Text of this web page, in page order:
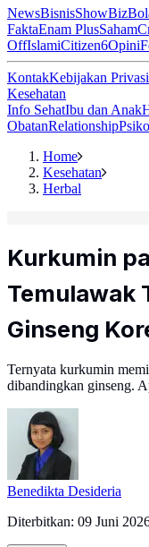
NewsBisnisShowBiz
FaktaEnam PlusSaham
OffIslamiCitizen6Opini
KontakKebijakan Privasi
Kesehatan
Info SehatIbu dan Anak
ObatanRelationship
Home
Kesehatan
Herbal
Kurkumin
Temulawak
Ginseng
Ternyata kurkumin
dibandingkan ginseng.
Benedikta Desideria
Diterbitkan: 09 Juni